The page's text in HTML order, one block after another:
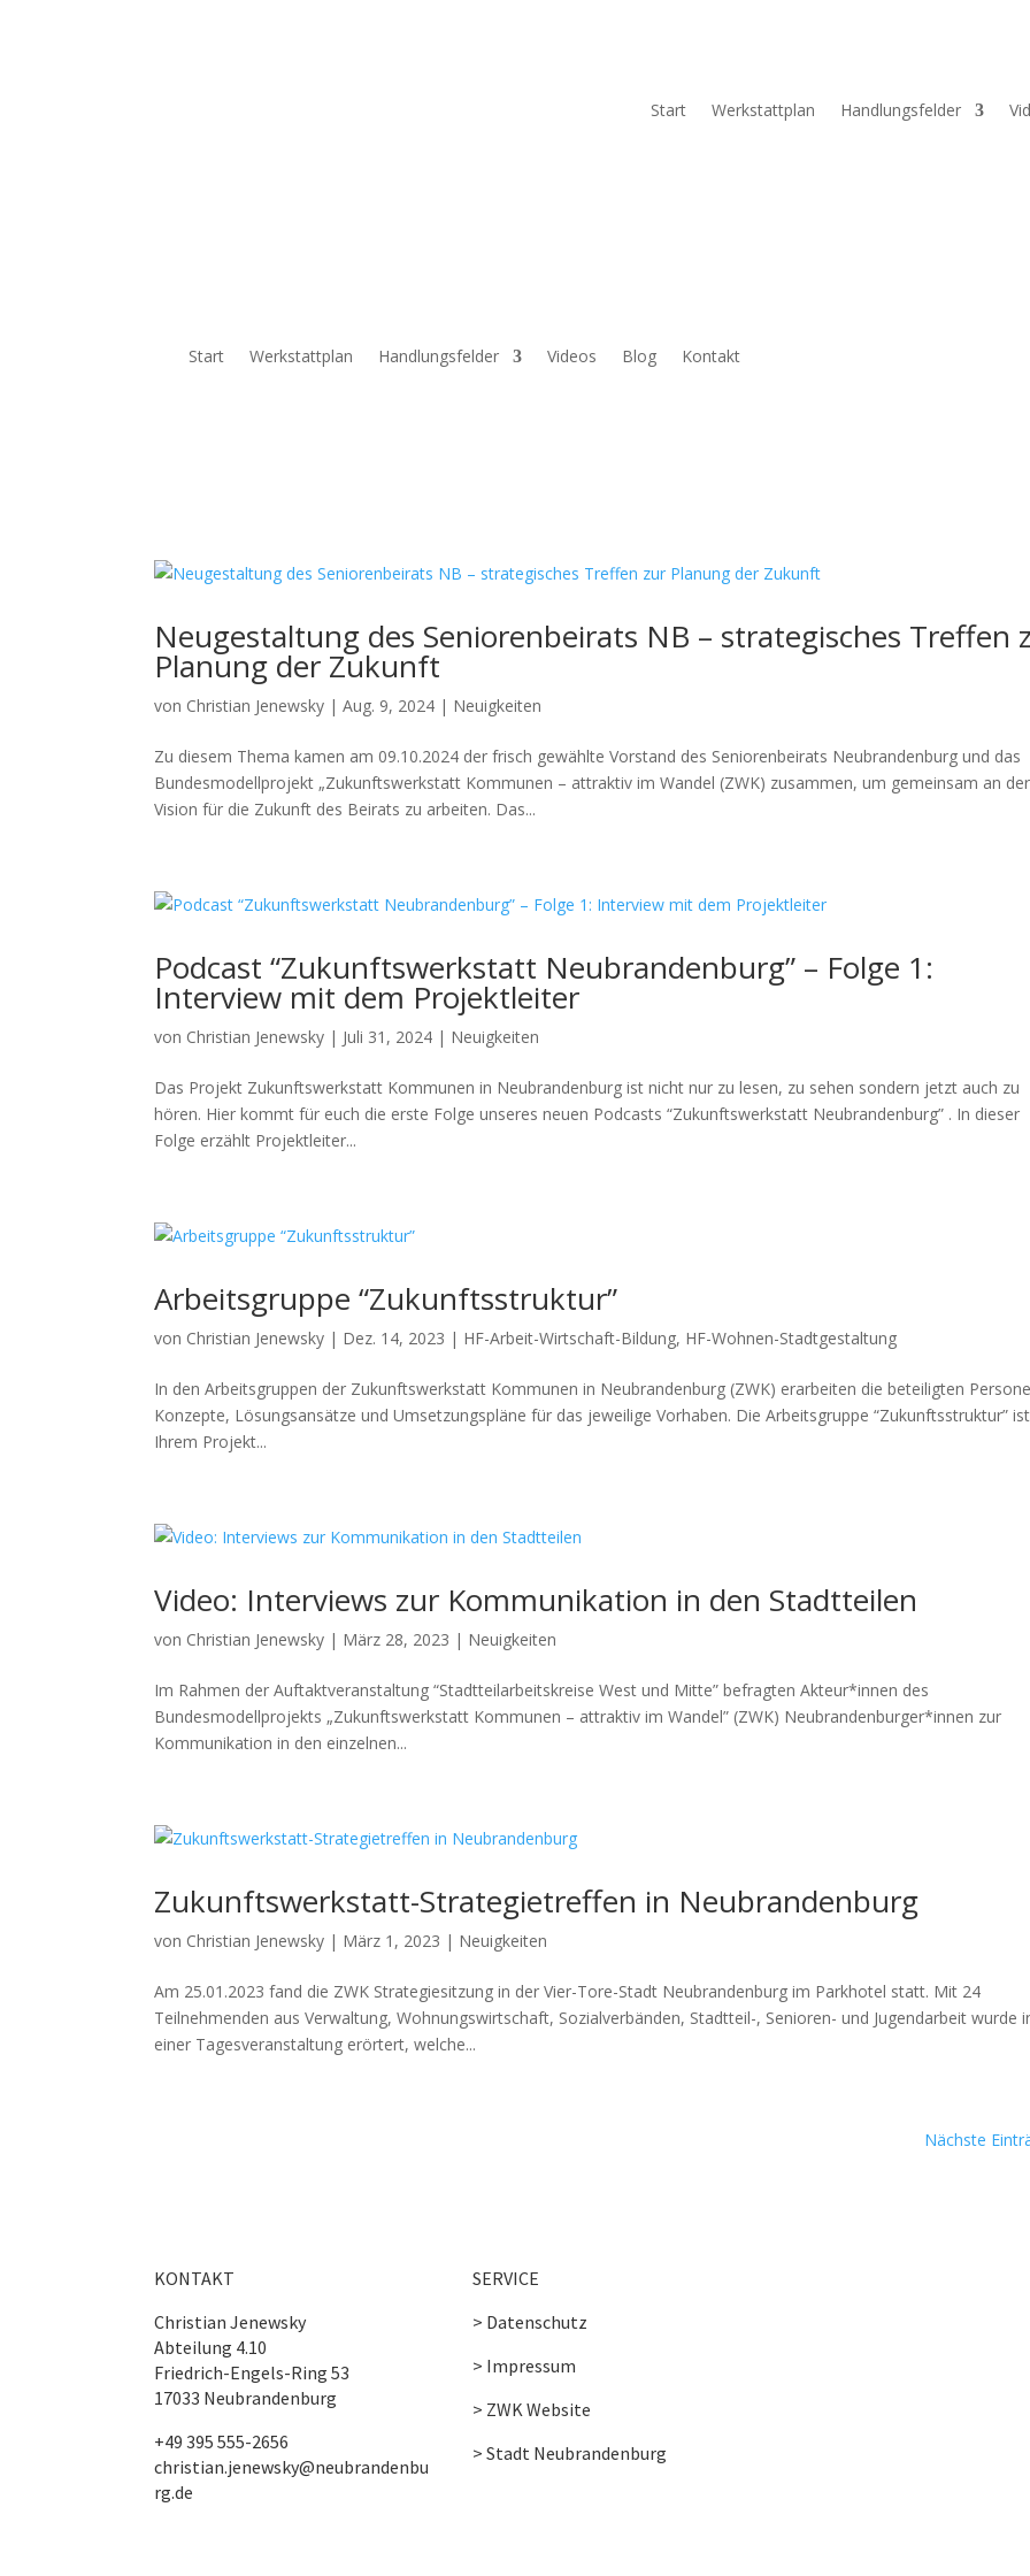
Start Werkstattplan Handlungsfelder
Start Werkstattplan Handlungsfelder Videos Blog Kontakt
Neugestaltung des Seniorenbeirats NB – strategisches Treffen
Planung der Zukunft
von Christian Jenewsky |Aug. 9, 2024 | Neuigkeiten
Zu diesem Thema kamen am 09.10.2024 der frisch gewählte Vorstand des Seniorenbeirats Neubrandenburg und das
Bundesmodellprojekt „Zukunftswerkstatt Kommunen – attraktiv im Wandel (ZWK) zusammen, um gemeinsam an der
Vision für die Zukunft des Beirats zu arbeiten. Das...
Podcast “Zukunftswerkstatt Neubrandenburg” – Folge 1:
Interview mit dem Projektleiter
von Christian Jenewsky | Juli 31, 2024 | Neuigkeiten
Das Projekt Zukunftswerkstatt Kommunen in Neubrandenburg ist nicht nur zu lesen, zu sehen sondern jetzt auch zu
hören. Hier kommt für euch die erste Folge unseres neuen Podcasts “Zukunftswerkstatt Neubrandenburg” . In dieser
Folge erzählt Projektleiter...
Arbeitsgruppe “Zukunftsstruktur”
von Christian Jenewsky | Dez. 14, 2023 | HF-Arbeit-Wirtschaft-Bildung, HF-Wohnen-Stadtgestaltung
In den Arbeitsgruppen der Zukunftswerkstatt Kommunen in Neubrandenburg (ZWK) erarbeiten die beteiligten
Konzepte, Lösungsansätze und Umsetzungspläne für das jeweilige Vorhaben. Die Arbeitsgruppe “Zukunftsstruktur”
Ihrem Projekt...
Video: Interviews zur Kommunikation in den Stadtteilen
von Christian Jenewsky | März 28, 2023 | Neuigkeiten
Im Rahmen der Auftaktveranstaltung “Stadtteilarbeitskreise West und Mitte” befragten Akteur*innen des
Bundesmodellprojekts „Zukunftswerkstatt Kommunen – attraktiv im Wandel” (ZWK) Neubrandenburger*innen zur
Kommunikation in den einzelnen...
Zukunftswerkstatt-Strategietreffen in Neubrandenburg
von Christian Jenewsky | März 1, 2023 | Neuigkeiten
Am 25.01.2023 fand die ZWK Strategiesitzung in der Vier-Tore-Stadt Neubrandenburg im Parkhotel statt. Mit 24
Teilnehmenden aus Verwaltung, Wohnungswirtschaft, Sozialverbänden, Stadtteil-, Senioren- und Jugendarbeit wurde
einer Tagesveranstaltung erörtert, welche...
Nächste
KONTAKT
Christian Jenewsky
Abteilung 4.10
Friedrich-Engels-Ring 53
17033 Neubrandenburg
+49 395 555-2656
christian.jenewsky@neubrandenbu
rg.de
SERVICE
> Datenschutz
> Impressum
> ZWK Website
> Stadt Neubrandenburg